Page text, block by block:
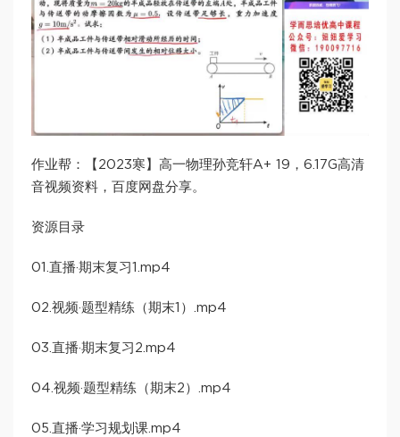
作业帮：【2023寒】高一物理孙竞轩A+ 19，6.17G高清
音视频资料，百度网盘分享。
资源目录
01.直播·期末复习1.mp4
02.视频·题型精练（期末1）.mp4
03.直播·期末复习2.mp4
04.视频·题型精练（期末2）.mp4
05.直播·学习规划课.mp4